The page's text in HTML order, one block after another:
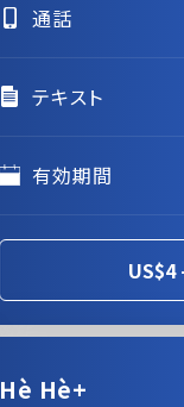
通話
テキスト
有効期間
US$4
Hè Hè+